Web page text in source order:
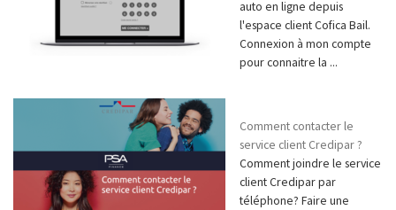
auto en ligne depuis
l'espace client Cofica Bail.
Connexion à mon compte
pour connaitre la ...
Comment contacter le
service client Credipar ?
Comment joindre le service
client Credipar par
téléphone? Faire une